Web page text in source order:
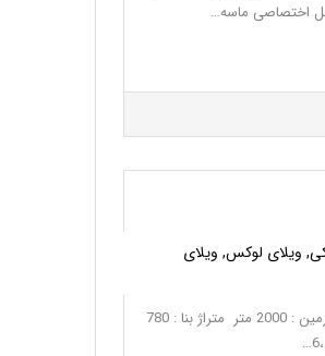
ویلای لوکس, ویلای
خرید ویلا در ترکیه کد : 497 تاریخ درج آگهی : 1400/06/24 متراژ زمین : 2000 متر متراژ بنا : 780